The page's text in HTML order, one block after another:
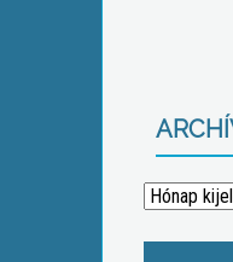
Archívum